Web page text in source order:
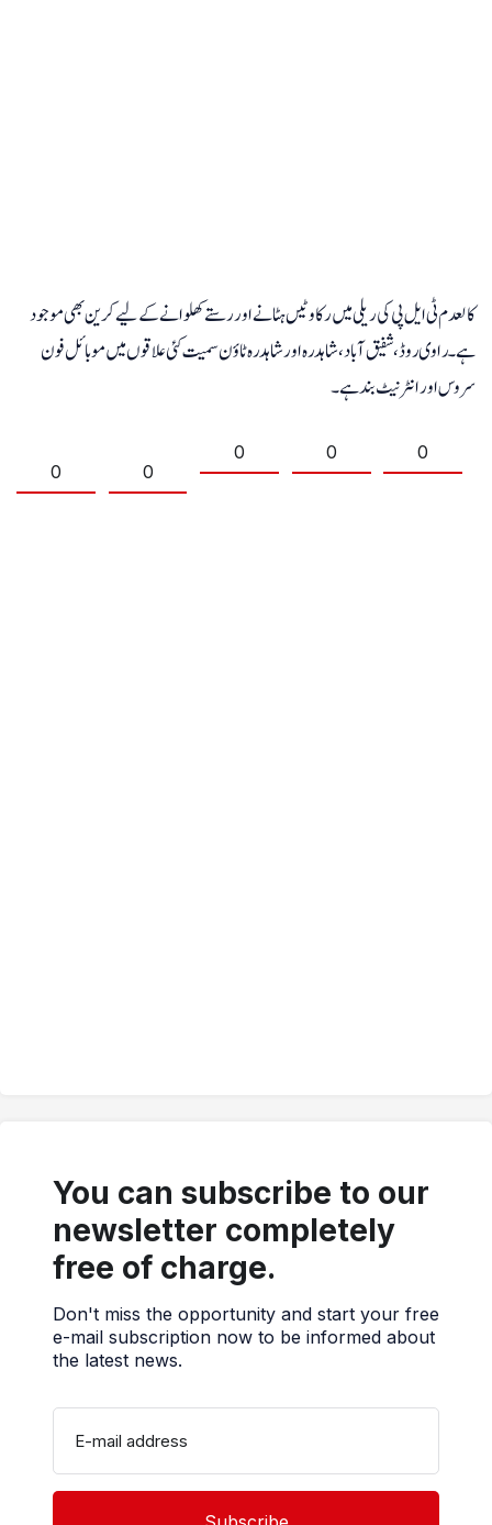
کالعدم ٹی ایل پی کی ریلی میں رکاوٹیں ہٹانے اور رستے کھلوانے کے لیے کرین بھی موجود
ہے۔ راوی روڈ ، شفیق آباد ، شاہدرہ اور شاہدرہ ٹاؤن سمیت کئی علاقوں میں موبائل فون
سروس اور انٹرنیٹ بند ہے۔
0 0
0 0 0
You can subscribe to our
newsletter completely
free of charge.
Don't miss the opportunity and start your free
e-mail subscription now to be informed about
the latest news.
E-mail address